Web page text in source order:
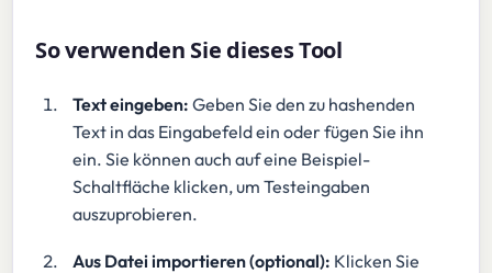
So verwenden Sie dieses Tool
Text eingeben: Geben Sie den zu hashenden
Text in das Eingabefeld ein oder fügen Sie ihn
ein. Sie können auch auf eine Beispiel-
Schaltfläche klicken, um Testeingaben
auszuprobieren.
Aus Datei importieren (optional): Klicken Sie